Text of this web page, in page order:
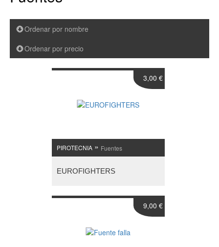
Ordenar por nombre
Ordenar por precio
PIROTECNIA» Fuentes
EUROFIGHTERS
3,00 €
9,00 €